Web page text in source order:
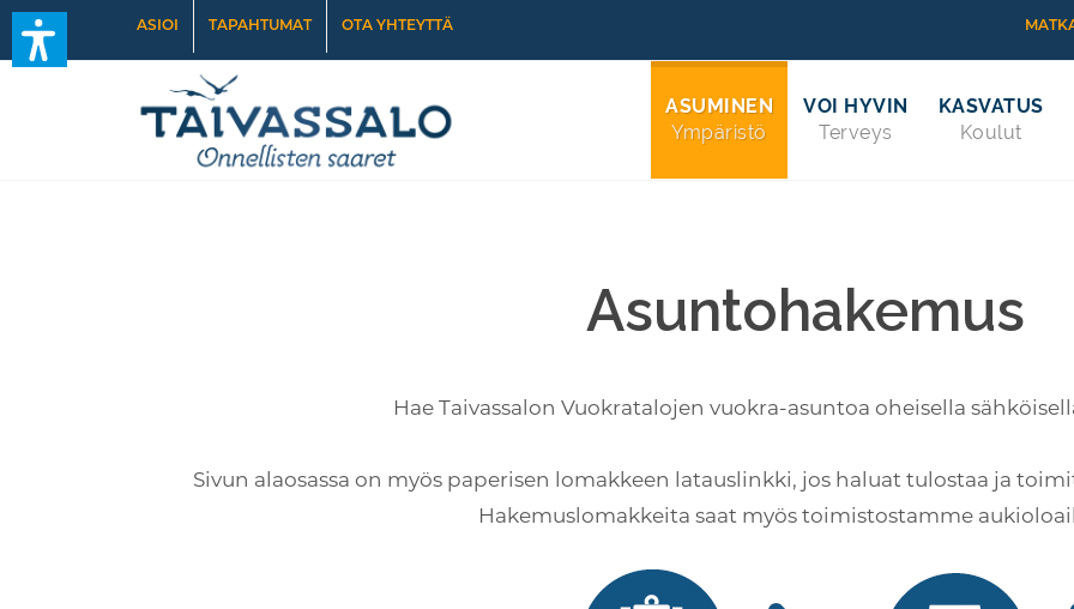
ASIOI TAPAHTUMAT OTA YHTEYTTÄ
ASUMINEN
Ympäristö
VOI HYVIN
Terveys
KASVATUS
Koulut
Asuntohakemus
Hae Taivassalon Vuokratalojen vuokra-asuntoa oheisella
Sivun alaosassa on myös paperisen lomakkeen latauslinkki, jos haluat tulostaa ja
Hakemuslomakkeita saat myös toimistostamme